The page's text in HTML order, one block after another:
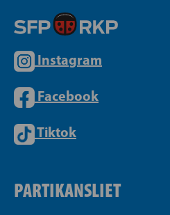
Instagram
Facebook
Tiktok
PARTIKANSLIET